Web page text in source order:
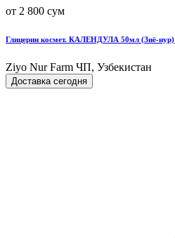
от 2 800 сум
Глицерин космет. КАЛЕНДУЛА 50мл (Зиё-нур)
Ziyo Nur Farm ЧП, Узбекистан
Доставка сегодня